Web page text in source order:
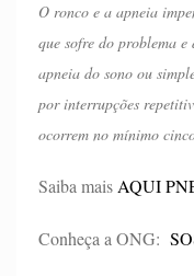
O ronco e a apneia
que sofre do problema
apneia do sono ou
por interrupções
ocorrem no mínimo
Saiba mais AQUI
Conheça a ONG: